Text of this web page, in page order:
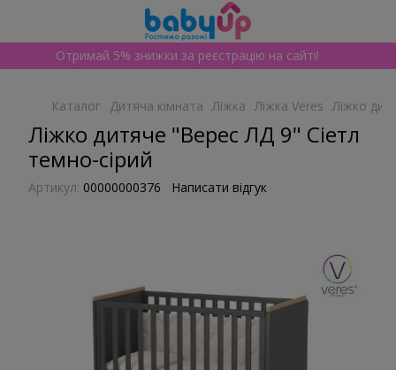
Отримай 5% знижки за реєстрацію на сайті!
Каталог Дитяча кімната Ліжка Ліжка Veres Ліжко
Ліжко дитяче "Верес ЛД 9" Сіетл
темно-сірий
Артикул: 00000000376 Написати відгук